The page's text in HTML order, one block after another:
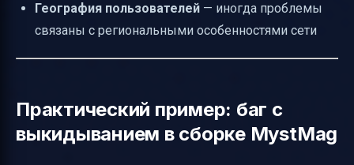
География пользователей — иногда проблемы
связаны с региональными особенностями сети
Практический пример: баг с
выкидыванием в сборке MystMag